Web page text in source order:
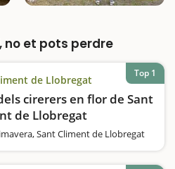
no et pots perdre
de Llobregat
cirerers en flor de Sant
de Llobregat
Sant Climent de Llobregat
Top 1